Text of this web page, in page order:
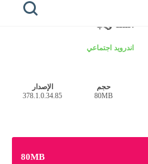
اندرويد اجتماعي
حجم
80MB
الإصدار
378.1.0.34.85
80MB